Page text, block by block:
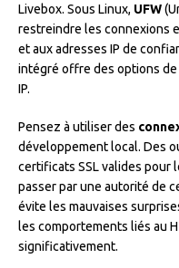
Livebox. Sous Linux, UFW
restreindre les connexions
et aux adresses IP de
intégré offre des options
IP.
Pensez à utiliser des
développement local. Des
certificats SSL valides pour
passer par une autorité de
évite les mauvaises
les comportements liés au
significativement.